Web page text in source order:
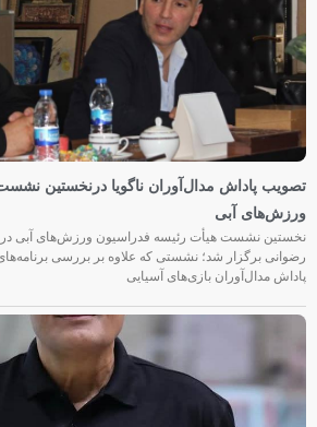
تصویب پاداش مدال‌آوران ناگویا درنخستین
ورزش‌های آبی
نخستین نشست هیأت رئیسه فدراسیون ورزش‌های آبی
رضوانی برگزار شد؛ نشستی که علاوه بر بررسی
پاداش مدال‌آوران بازی‌های آسیایی